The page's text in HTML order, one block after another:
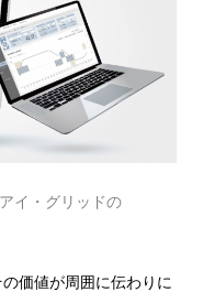
イ・グリッドの
価値が周囲に伝わりに